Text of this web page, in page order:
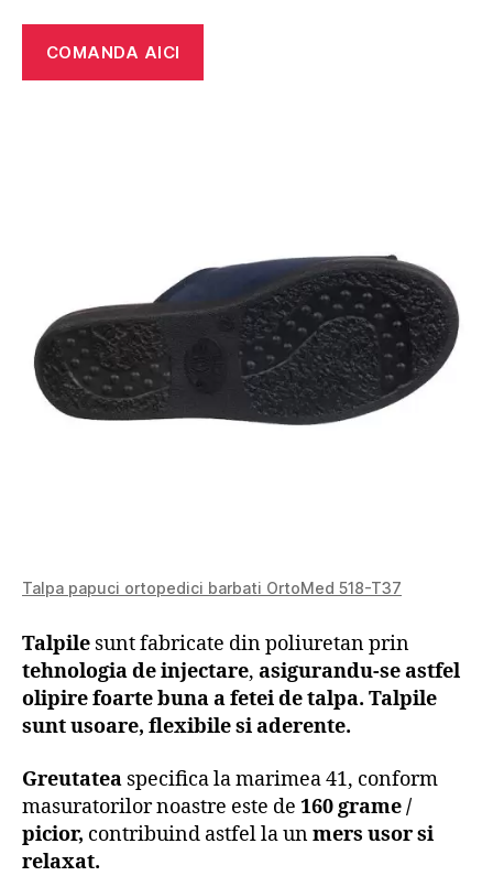
COMANDA AICI
Talpa papuci ortopedici barbati OrtoMed 518-T37
Talpile sunt fabricate din poliuretan prin
tehnologia de injectare, asigurandu-se astfel
olipirefoarte bunaa fetei de talpa. Talpile
sunt usoare, flexibile si aderente.
Greutatea specifica la marimea 41, conform
masuratorilor noastre este de 160 grame /
picior, contribuind astfel la unmers usor si
relaxat.